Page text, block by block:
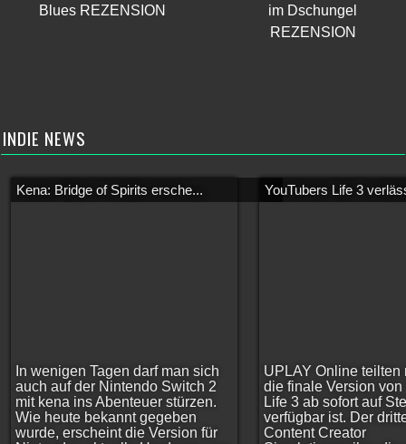
Blues REZENSION
im Dschungel
REZENSION
INDIE NEWS
Kena: Bridge of Spirits ersche...
In wenigen Tagen darf man sich
auch auf der Nintendo Switch 2
mit kena ins Abenteuer stürzen.
Wie heute bekannt gegeben
wurde, erscheint die Version für
YouTubers Life 3
UPLAY Online teilten
die finale Version von
Life 3 ab sofort auf
verfügbar ist. Der
Content Creator